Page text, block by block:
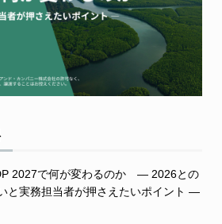
2027で何が変わるのか ― 2026との
と実務担当者が押さえたいポイント ―